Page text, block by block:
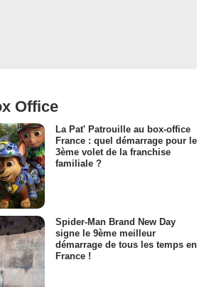
Office
La Pat' Patrouille au box-office
France : quel démarrage pour le
3ème volet de la franchise
familiale ?
Spider-Man Brand New Day
signe le 9ème meilleur
démarrage de tous les temps en
France !